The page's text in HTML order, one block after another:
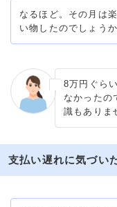
なるほど。その月は
い物したのでしょうか
8万円ぐら
なかったの
識もありま
支払い遅れに気づい